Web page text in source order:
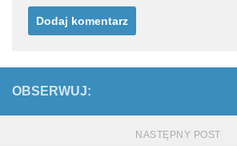
OBSERWUJ:
NASTĘPNY POST